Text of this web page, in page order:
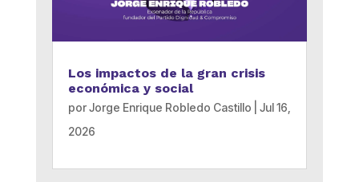
Los impactos de la gran crisis
económica y social
porJorge Enrique Robledo Castillo
Jul 16,
2026